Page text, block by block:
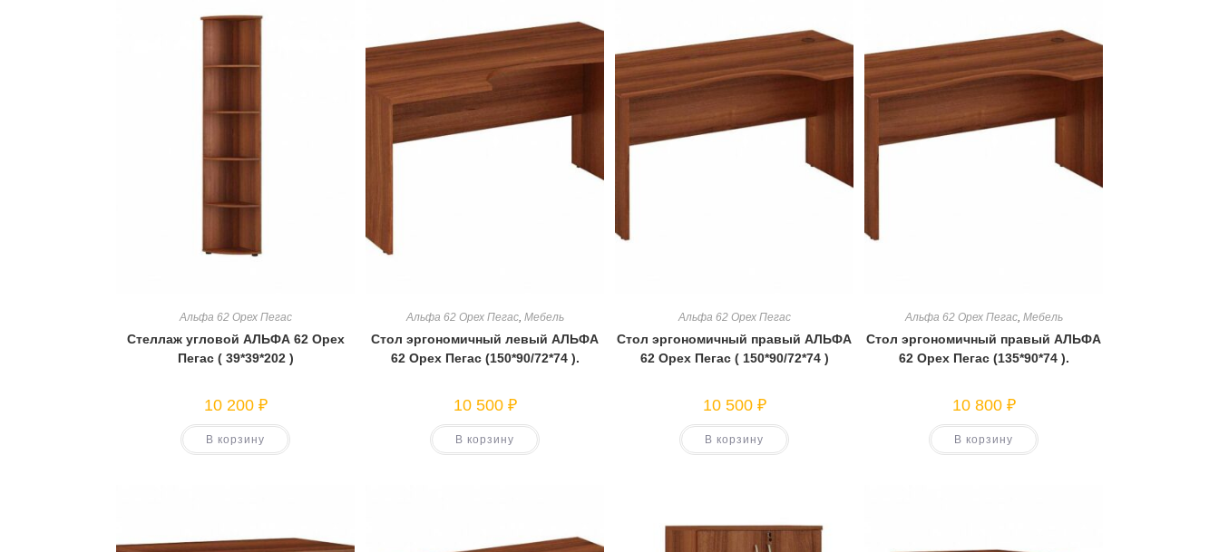
Альфа 62 Орех Пегас
Стеллаж угловой АЛЬФА 62 Орех
Пегас ( 39*39*202 )
10 200 ₽
В корзину
Альфа 62 Орех Пегас, Мебель
Стол эргономичный левый АЛЬФА
62 Орех Пегас (150*90/72*74 ).
10 500 ₽
В корзину
Альфа 62 Орех Пегас
Стол эргономичный правый АЛЬФА
62 Орех Пегас ( 150*90/72*74 )
10 500 ₽
В корзину
Альфа 62 Орех Пегас, Мебель
Стол эргономичный правый АЛЬФА
62 Орех Пегас (135*90*74 ).
10 800 ₽
В корзину